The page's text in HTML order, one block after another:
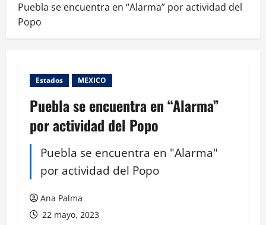
Puebla se encuentra en “Alarma” por actividad del
Popo
Estados MEXICO
Puebla se encuentra en “Alarma”
por actividad del Popo
Puebla se encuentra en "Alarma"
por actividad del Popo
Ana Palma
22 mayo, 2023